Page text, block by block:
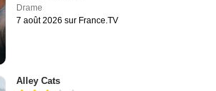
Drame
7 août 2026 sur France.TV
Alley Cats